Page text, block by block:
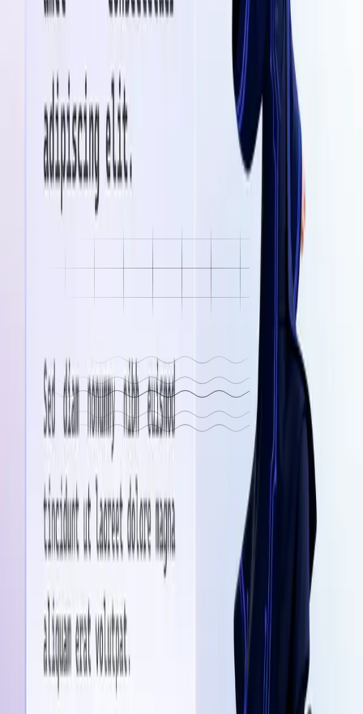
Cada campaña aprende de la anterior. Las decisiones se vuelven
Estamos aceptando 10 marcas en la beta privada de
Si quieres ser de las primeras en operar con brujer.ia desde adentro,
escríbenos. Calificamos contigo si encaja con tu industria y
volumen.
satma